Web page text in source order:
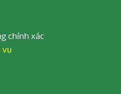
chính xác
vụ